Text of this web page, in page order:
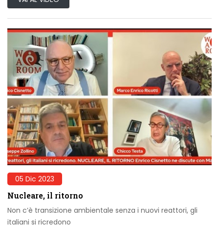
05 Dic 2023
Nucleare, il ritorno
Non c’è transizione ambientale senza i nuovi reattori, gli
italiani si ricredono